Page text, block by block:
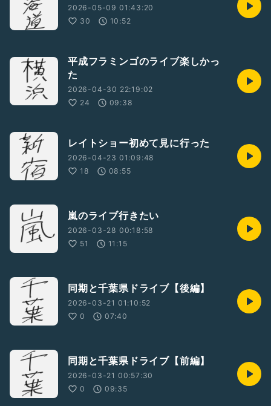
2026-05-09 01:43:20
30
10:52
平成フラミンゴのライブ楽しかっ
た
2026-04-30 22:19:02
24
09:38
レイトショー初めて見に行った
2026-04-23 01:09:48
18
08:55
嵐のライブ行きたい
2026-03-28 00:18:58
51
11:15
同期と千葉県ドライブ【後編】
2026-03-21 01:10:52
0
07:40
同期と千葉県ドライブ【前編】
2026-03-21 00:57:30
0
09:35